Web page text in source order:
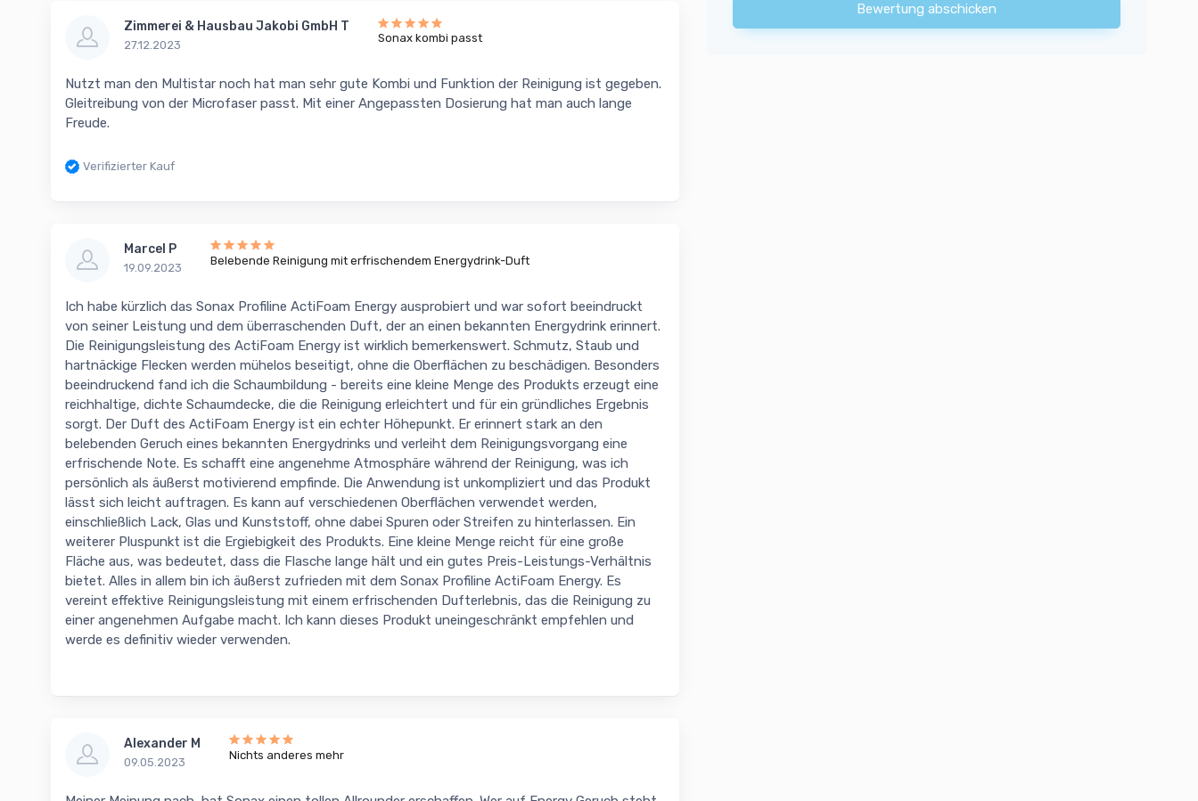
Zimmerei & Hausbau Jakobi GmbH T
27.12.2023
Sonax kombi passt
Nutzt man den Multistar noch hat man sehr gute Kombi und Funktion der Reinigung ist gegeben.
Gleitreibung von der Microfaser passt. Mit einer Angepassten Dosierung hat man auch lange
Freude.
Verifizierter Kauf
Marcel P
19.09.2023
Belebende Reinigung mit erfrischendem Energydrink-Duft
Ich habe kürzlich das Sonax Profiline ActiFoam Energy ausprobiert und war sofort beeindruckt
von seiner Leistung und dem überraschenden Duft, der an einen bekannten Energydrink erinnert.
Die Reinigungsleistung des ActiFoam Energy ist wirklich bemerkenswert. Schmutz, Staub und
hartnäckige Flecken werden mühelos beseitigt, ohne die Oberflächen zu beschädigen. Besonders
beeindruckend fand ich die Schaumbildung - bereits eine kleine Menge des Produkts erzeugt eine
reichhaltige, dichte Schaumdecke, die die Reinigung erleichtert und für ein gründliches Ergebnis
sorgt. Der Duft des ActiFoam Energy ist ein echter Höhepunkt. Er erinnert stark an den
belebenden Geruch eines bekannten Energydrinks und verleiht dem Reinigungsvorgang eine
erfrischende Note. Es schafft eine angenehme Atmosphäre während der Reinigung, was ich
persönlich als äußerst motivierend empfinde. Die Anwendung ist unkompliziert und das Produkt
lässt sich leicht auftragen. Es kann auf verschiedenen Oberflächen verwendet werden,
einschließlich Lack, Glas und Kunststoff, ohne dabei Spuren oder Streifen zu hinterlassen. Ein
weiterer Pluspunkt ist die Ergiebigkeit des Produkts. Eine kleine Menge reicht für eine große
Fläche aus, was bedeutet, dass die Flasche lange hält und ein gutes Preis-Leistungs-Verhältnis
bietet. Alles in allem bin ich äußerst zufrieden mit dem Sonax Profiline ActiFoam Energy. Es
vereint effektive Reinigungsleistung mit einem erfrischenden Dufterlebnis, das die Reinigung zu
einer angenehmen Aufgabe macht. Ich kann dieses Produkt uneingeschränkt empfehlen und
werde es definitiv wieder verwenden.
Alexander M
09.05.2023
Nichts anderes mehr
Bewertung abschicken